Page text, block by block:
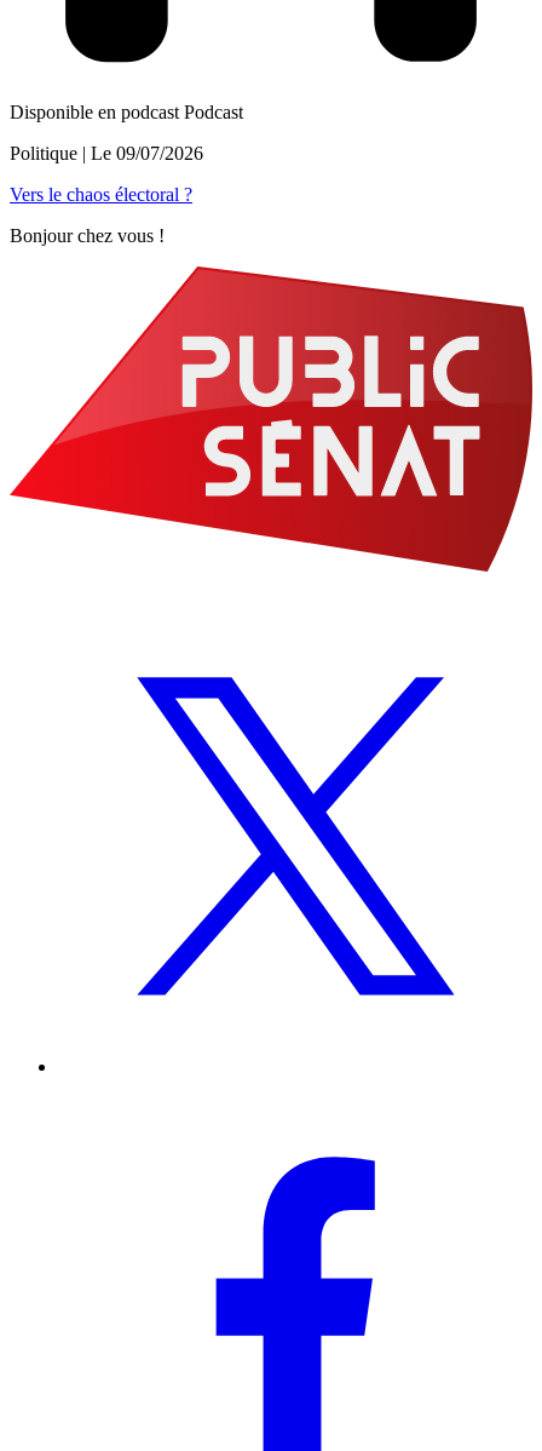
Disponible en podcast Podcast
Politique | Le 09/07/2026
Vers le chaos électoral ?
Bonjour chez vous !